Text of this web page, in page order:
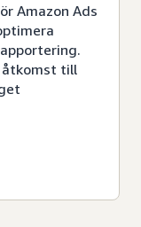
Amazon Ads
till